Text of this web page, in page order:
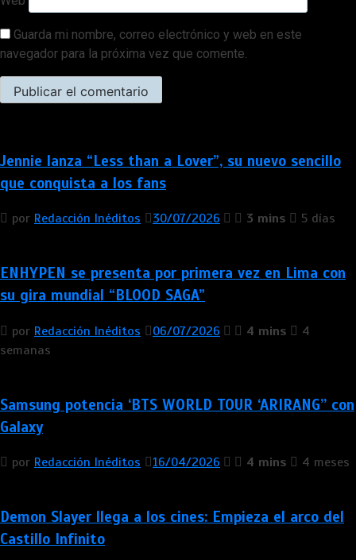
Guarda mi nombre, correo electrónico y web en este
navegador para la próxima vez que comente.
Jennie lanza “Less than a Lover”, su nuevo sencillo
que conquista a los fans
por Redacción Inéditos 30/07/2026 3 mins 5 días
ENHYPEN se presenta por primera vez en Lima con
su gira mundial “BLOOD SAGA”
por Redacción Inéditos 06/07/2026 4 mins
4
semanas
Samsung potencia ‘BTS WORLD TOUR ‘ARIRANG’’ con
Galaxy
por Redacción Inéditos 16/04/2026 4 mins 4 meses
Demon Slayer llega a los cines: Empieza el arco del
Castillo Infinito